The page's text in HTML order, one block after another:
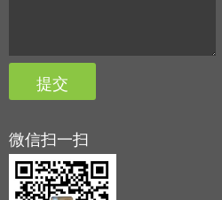
微信扫一扫